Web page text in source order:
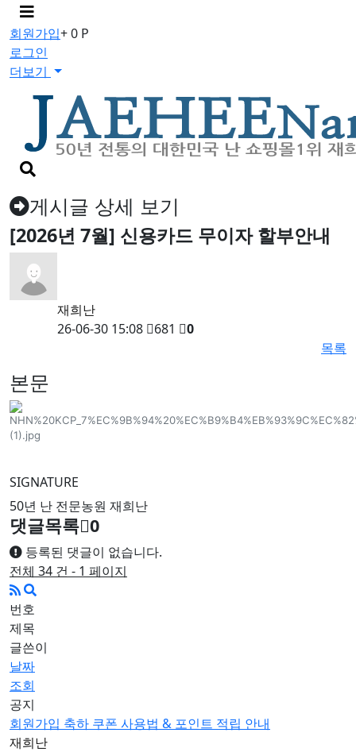
메
뉴
버
튼
회원가입+ 0 P
로그인
더보기
검
색
버
튼게시글 상세 보기
[2026년 7월] 신용카드 무이자 할부안내
재희난
26-06-30 15:08
681
0
목록
본문
SIGNATURE
50년 난 전문농원 재희난
댓글목록 0
등록된 댓글이 없습니다.
전체 34 건 - 1 페이지
번호
제목
글쓴이
날짜
조회
공지
회원가입 축하 쿠폰 사용법 & 포인트 적립 안내
재희난